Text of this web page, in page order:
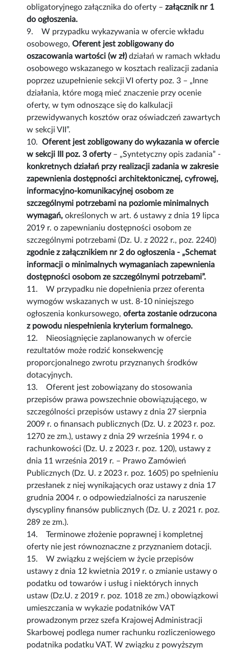
obligatoryjnego załącznika do oferty –załącznik nr 1
do ogłoszenia.
9. W przypadku wykazywania w ofercie wkładu
osobowego,Oferent jest zobligowany do
oszacowania wartości (w zł)działań w ramach wkładu
osobowego wskazanego w kosztach realizacji zadania
poprzez uzupełnienie sekcji VI oferty poz. 3 – „Inne
działania, które mogą mieć znaczenie przy ocenie
oferty, w tym odnoszące się do kalkulacji
przewidywanych kosztów oraz oświadczeń zawartych
w sekcji VII”.
10. Oferent jest zobligowany do wykazania w ofercie
w sekcji III poz. 3 oferty – „Syntetyczny opis zadania” -
konkretnych działań przy realizacji zadania w zakresie
zapewnienia dostępności architektonicznej, cyfrowej,
informacyjno-komunikacyjnej osobom ze
szczególnymi potrzebami na poziomie minimalnych
wymagań,określonych w art. 6 ustawy z dnia 19 lipca
2019 r. o zapewnianiu dostępności osobom ze
szczególnymi potrzebami (Dz. U. z 2022 r., poz. 2240)
zgodnie z załącznikiem nr 2 do ogłoszenia - „Schemat
informacji o minimalnych wymaganiach zapewnienia
dostępności osobom ze szczególnymi potrzebami”.
11. W przypadku nie dopełnienia przez oferenta
wymogów wskazanych w ust. 8-10 niniejszego
ogłoszenia konkursowego,oferta zostanie odrzucona
z powodu niespełnienia kryterium formalnego.
12. Nieosiągnięcie zaplanowanych w ofercie
rezultatów może rodzić konsekwencję
proporcjonalnego zwrotu przyznanych środków
dotacyjnych.
13. Oferent jest zobowiązany do stosowania
przepisów prawa powszechnie obowiązującego, w
szczególności przepisów ustawy z dnia 27 sierpnia
2009 r. o finansach publicznych (Dz. U. z 2023 r. poz.
1270 ze zm.), ustawy z dnia 29 września 1994 r. o
rachunkowości (Dz. U. z 2023 r. poz. 120), ustawy z
dnia 11 września 2019 r. – Prawo Zamówień
Publicznych (Dz. U. z 2023 r. poz. 1605) po spełnieniu
przesłanek z niej wynikających oraz ustawy z dnia 17
grudnia 2004 r. o odpowiedzialności za naruszenie
dyscypliny finansów publicznych (Dz. U. z 2021 r. poz.
289 ze zm.).
14. Terminowe złożenie poprawnej i kompletnej
oferty nie jest równoznaczne z przyznaniem dotacji.
15. W związku z wejściem w życie przepisów
ustawy z dnia 12 kwietnia 2019 r. o zmianie ustawy o
podatku od towarów i usług i niektórych innych
ustaw (Dz.U. z 2019 r. poz. 1018 ze zm.) obowiązkowi
umieszczania w wykazie podatników VAT
prowadzonym przez szefa Krajowej Administracji
Skarbowej podlega numer rachunku rozliczeniowego
podatnika podatku VAT. W związku z powyższym